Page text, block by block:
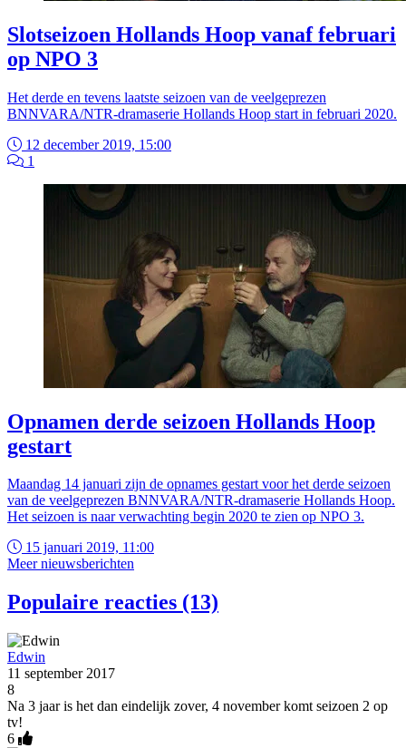
Slotseizoen Hollands Hoop vanaf februari
op NPO 3
Het derde en tevens laatste seizoen van de veelgeprezen
BNNVARA/NTR-dramaserie Hollands Hoop start in februari 2020.
12 december 2019, 15:00
1
Opnamen derde seizoen Hollands Hoop
gestart
Maandag 14 januari zijn de opnames gestart voor het derde seizoen
van de veelgeprezen BNNVARA/NTR-dramaserie Hollands Hoop.
Het seizoen is naar verwachting begin 2020 te zien op NPO 3.
15 januari 2019, 11:00
Meer nieuwsberichten
Populaire reacties (13)
Edwin
11 september 2017
8
Na 3 jaar is het dan eindelijk zover, 4 november komt seizoen 2 op
tv!
6